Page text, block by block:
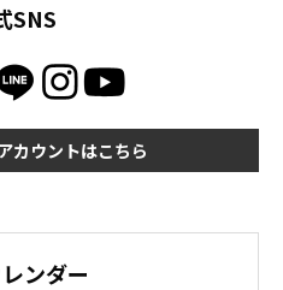
SNS
カウントはこちら
ンダー